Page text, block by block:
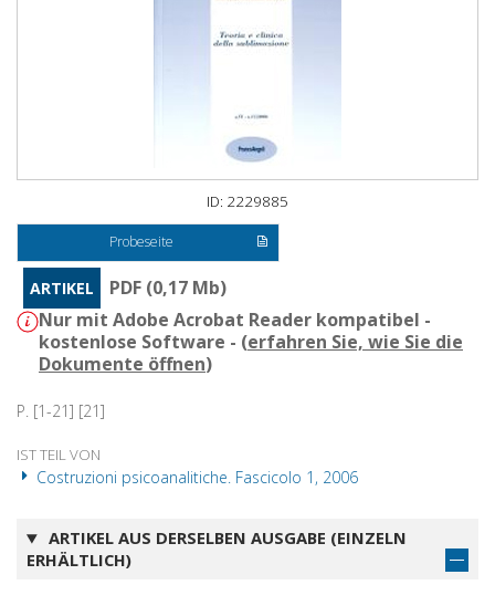
ID: 2229885
Probeseite
ARTIKEL
PDF (0,17 Mb)
Nur mit Adobe Acrobat Reader kompatibel -
kostenlose Software - (erfahren Sie, wie Sie die
Dokumente öffnen)
P. [1-21] [21]
IST TEIL VON
Costruzioni psicoanalitiche. Fascicolo 1, 2006
ARTIKEL AUS DERSELBEN AUSGABE (EINZELN
ERHÄLTLICH)